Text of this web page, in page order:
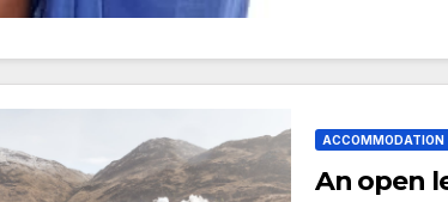
ACCOMMODATION
An open